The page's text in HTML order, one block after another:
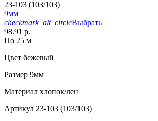
23-103 (103/103)
9мм
checkmark_alt_circleВыбрать
98.91 р.
По 25 м
Цвет бежевый
Размер 9мм
Материал хлопок/лен
Артикул 23-103 (103/103)